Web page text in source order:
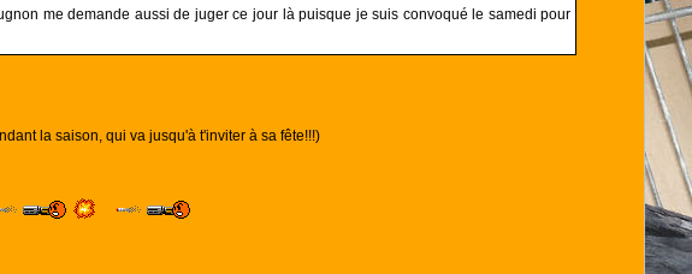
me demande aussi de juger ce jour là puisque je suis convoqué le samedi pour
la saison, qui va jusqu'à t'inviter à sa fête!!!)